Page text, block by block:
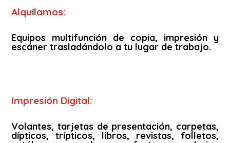
Alquilamos:
Equipos multifunción de copia, impresión y
escáner trasladándolo a tu lugar de trabajo.
Impresión Digital:
Volantes, tarjetas de presentación, carpetas,
dípticos, trípticos, libros, revistas, folletos,